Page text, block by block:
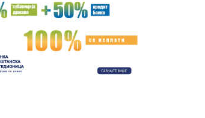
porodici Mesi: Preminuo otac slavnog
fudbaler...
izložba “Iluzije treba čuvati na sobnoj
u centru kripto-afere od četiri milijarde dolara: SAD